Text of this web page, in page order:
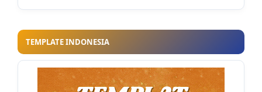
TEMPLATE INDONESIA